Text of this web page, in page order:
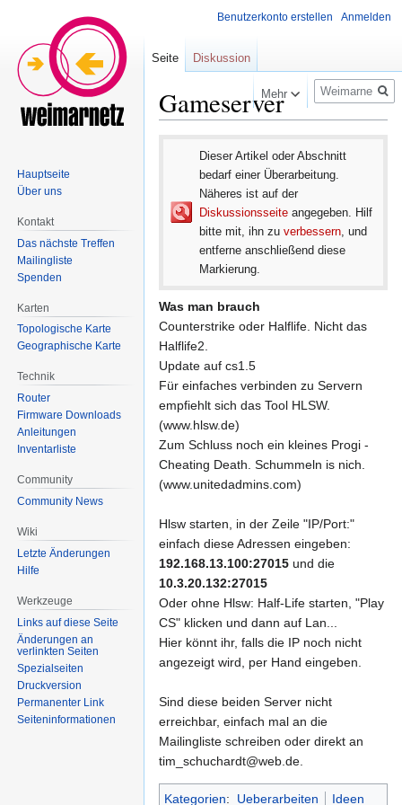
Gameserver
Navigation
springen
springen
Dieser Artikel oder Abschnitt
bedarf einer Überarbeitung.
Näheres ist auf der
Diskussionsseite angegeben. Hilf
bitte mit, ihn zu verbessern, und
entferne anschließend diese
Markierung.
Was man brauch
Counterstrike oder Halflife. Nicht das
Halflife2.
Update auf cs1.5
Für einfaches verbinden zu Servern
empfiehlt sich das Tool HLSW.
(www.hlsw.de)
Zum Schluss noch ein kleines Progi -
Cheating Death. Schummeln is nich.
(www.unitedadmins.com)
Hlsw starten, in der Zeile "IP/Port:"
einfach diese Adressen eingeben:
192.168.13.100:27015 und die
10.3.20.132:27015
Oder ohne Hlsw: Half-Life starten, "Play
CS" klicken und dann auf Lan...
Hier könnt ihr, falls die IP noch nicht
angezeigt wird, per Hand eingeben.
Sind diese beiden Server nicht
erreichbar, einfach mal an die
Mailingliste schreiben oder direkt an
tim_schuchardt@web.de.
Kategorien: Ueberarbeiten Ideen
Benutzerkonto erstellen Anmelden
Seite Diskussion
Mehr
Suche
Hauptseite
Über uns
Kontakt
Das nächste Treffen
Mailingliste
Spenden
Karten
Topologische Karte
Geographische Karte
Technik
Router
Firmware Downloads
Anleitungen
Inventarliste
Community
Community News
Wiki
Letzte Änderungen
Hilfe
Werkzeuge
Links auf diese Seite
Änderungen an
verlinkten Seiten
Spezialseiten
Druckversion
Permanenter Link
Seiten­informationen